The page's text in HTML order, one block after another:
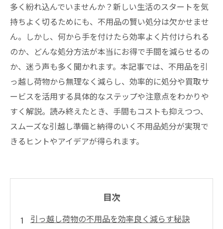
多く紛れ込んでいませんか？新しい生活のスタートを気
持ちよく切るためにも、不用品の賢い処分は欠かせませ
ん。しかし、何から手を付けたら効率よく片付けられる
のか、どんな処分方法が本当にお得で手間を減らせるの
か、迷う声も多く聞かれます。本記事では、不用品を引
っ越し荷物から無理なく減らし、効率的に処分や買取サ
ービスを活用する具体的なステップや注意点をわかりや
すく解説。読み終えたとき、手間もコストも抑えつつ、
スムーズな引越し準備と納得のいく不用品処分が実現で
きるヒントやアイデアが得られます。
目次
引っ越し荷物の不用品を効率良く減らす秘訣